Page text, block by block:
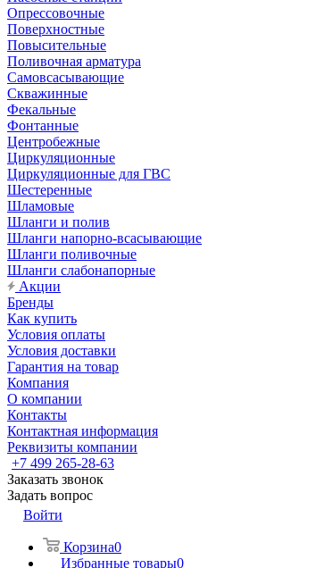
Опрессовочные
Поверхностные
Повысительные
Поливочная арматура
Самовсасывающие
Скважинные
Фекальные
Фонтанные
Центробежные
Циркуляционные
Циркуляционные для ГВС
Шестеренные
Шламовые
Шланги и полив
Шланги напорно-всасывающие
Шланги поливочные
Шланги слабонапорные
Акции
Бренды
Как купить
Условия оплаты
Условия доставки
Гарантия на товар
Компания
О компании
Контакты
Контактная информация
Реквизиты компании
+7 499 265-28-63
Заказать звонок
Задать вопрос
Войти
Корзина0
Избранные товары0